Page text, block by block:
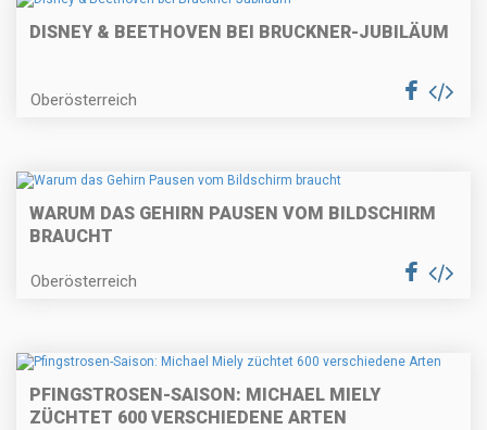
DISNEY & BEETHOVEN BEI BRUCKNER-JUBILÄUM
Oberösterreich
WARUM DAS GEHIRN PAUSEN VOM BILDSCHIRM
BRAUCHT
Oberösterreich
PFINGSTROSEN-SAISON: MICHAEL MIELY
ZÜCHTET 600 VERSCHIEDENE ARTEN